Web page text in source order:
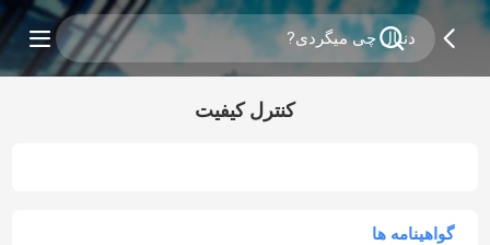
کنترل کیفیت
گواهینامه ها